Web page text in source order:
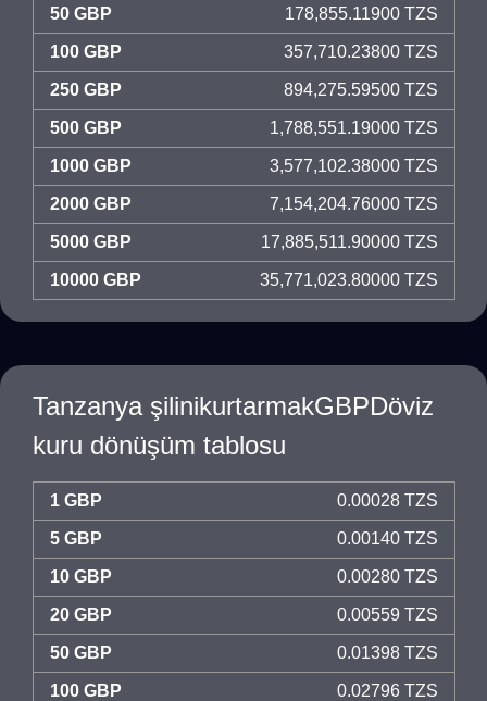
50 GBP 178,855.11900 TZS
100 GBP 357,710.23800 TZS
250 GBP 894,275.59500 TZS
500 GBP 1,788,551.19000 TZS
1000 GBP 3,577,102.38000 TZS
2000 GBP 7,154,204.76000 TZS
5000 GBP 17,885,511.90000 TZS
10000 GBP 35,771,023.80000 TZS
Tanzanya şilinikurtarmakGBPDöviz
kuru dönüşüm tablosu
1 GBP 0.00028 TZS
5 GBP 0.00140 TZS
10 GBP 0.00280 TZS
20 GBP 0.00559 TZS
50 GBP 0.01398 TZS
100 GBP 0.02796 TZS